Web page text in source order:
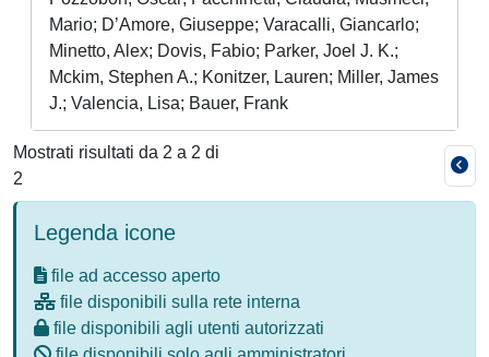
Mario; D’Amore, Giuseppe; Varacalli, Giancarlo;
Minetto, Alex; Dovis, Fabio; Parker, Joel J. K.;
Mckim, Stephen A.; Konitzer, Lauren; Miller, James
J.; Valencia, Lisa; Bauer, Frank
Mostrati risultati da 2 a 2 di
2
Legenda icone
file ad accesso aperto
file disponibili sulla rete interna
file disponibili agli utenti autorizzati